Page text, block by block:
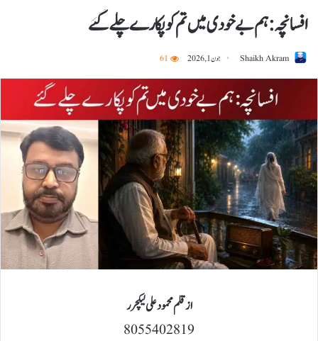
افسانچہ :ہم بے خودی میں تم کو پکارے چلے گئے
Shaikh Akram جون 1, 2026 61
از قلم محمود علی لیکچرر
8055402819